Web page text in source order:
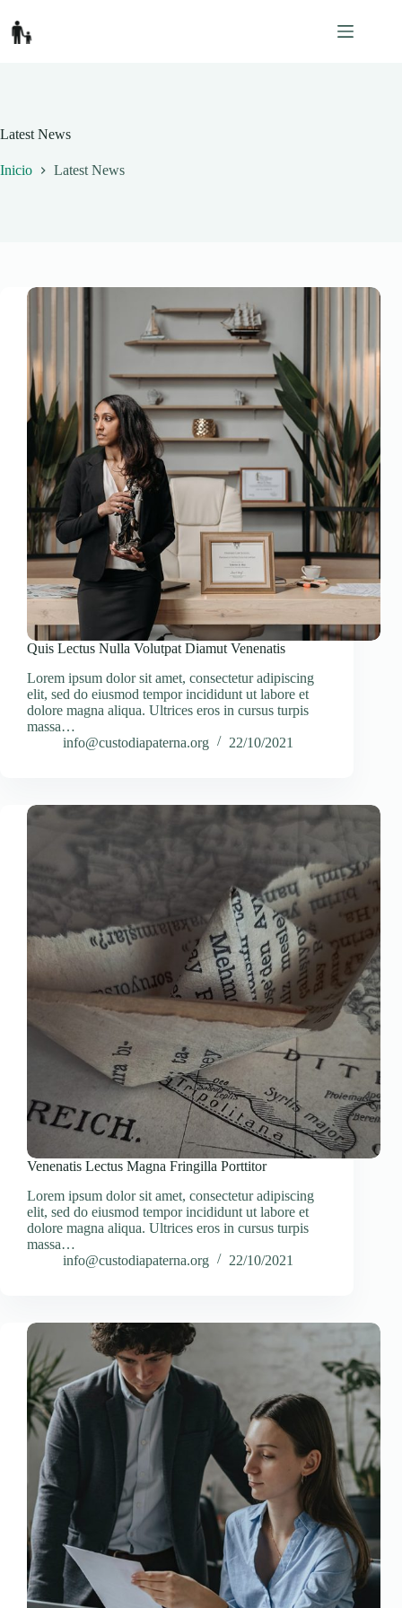
contenido
Latest News
Inicio Latest News
Quis Lectus Nulla Volutpat Diamut Venenatis
Lorem ipsum dolor sit amet, consectetur adipiscing
elit, sed do eiusmod tempor incididunt ut labore et
dolore magna aliqua. Ultrices eros in cursus turpis
massa…
info@custodiapaterna.org
22/10/2021
Venenatis Lectus Magna Fringilla Porttitor
Lorem ipsum dolor sit amet, consectetur adipiscing
elit, sed do eiusmod tempor incididunt ut labore et
dolore magna aliqua. Ultrices eros in cursus turpis
massa…
info@custodiapaterna.org
22/10/2021